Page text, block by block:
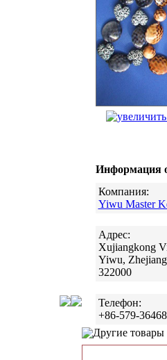
Информация
Компания:
Yiwu Master
Адрес:
Xujiangkong
Yiwu,
322000
Телефон:
+86-579-
Другие товары